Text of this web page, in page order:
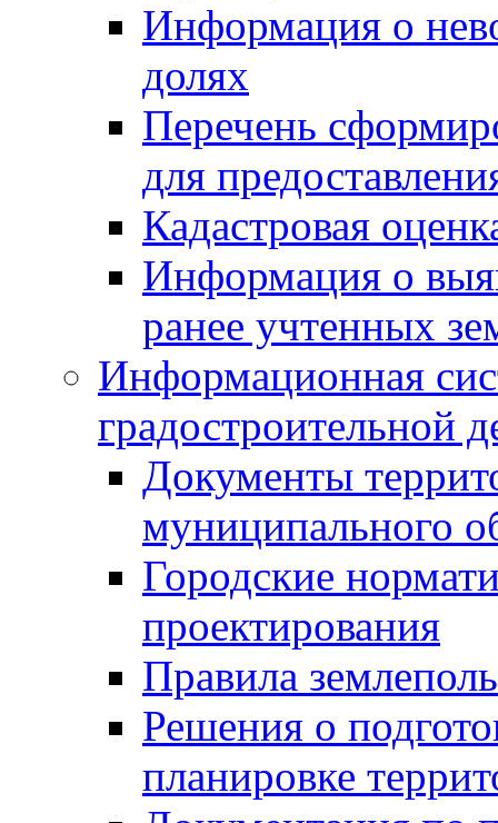
Информация о
долях
Перечень
для
Кадастровая
Информация о
ранее учтенных
Информационная
градостроительной
Документы
муниципального
Городские
проектирования
Правила
Решения о
планировке